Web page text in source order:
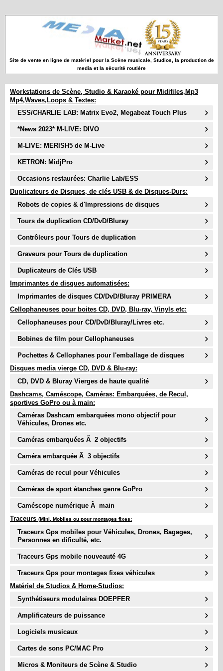
Site de vente en ligne de matériel pour la Scène musicale, Studios, la production de
media et la sécurité routière
Workstations de Scène, Studio & Karaoké pour Midifiles,Mp3
Mp4,Waves,Loops & Textes:
ESS/CHARLIE LAB: Matrix Evo2, Megabeat Touch Plus
*News 2023* M-LIVE: DIVO
M-LIVE: MERISH5 de M-Live
KETRON: MidjPro
Occasions restaurées: Charlie Lab/ESS
Duplicateurs de Disques, de clés USB & de Disques-Durs:
Robots de copies & d'Impressions de disques
Tours de duplication CD/DvD/Bluray
Contrôleurs pour Tours de duplication
Graveurs pour Tours de duplication
Duplicateurs de Clés USB
Imprimantes de disques automatisées:
Imprimantes de disques CD/DvD/Bluray PRIMERA
Cellophaneuses pour boites CD, DVD, Blu-ray, Vinyls etc:
Cellophaneuses pour CD/DvD/Bluray/Livres etc.
Bobines de film pour Cellophaneuses
Pochettes & Cellophanes pour l'emballage de disques
Disques media vierge CD, DVD & Blu-ray:
CD, DVD & Bluray Vierges de haute qualité
Dashcams, Caméscope, Caméras: Embarquées, de Recul,
sportives GoPro ou à main:
Caméras Dashcam embarquées mono objectif pour
Véhicules, Drones etc.
Caméras embarquées Ã 2 objectifs
Caméra embarquée Ã 3 objectifs
Caméras de recul pour Véhicules
Caméras de sport étanches genre GoPro
Caméscope numérique Ã main
Traceurs (Mini, Mobiles ou pour montages fixes:
Traceurs Gps mobiles pour Véhicules, Drones, Bagages,
Personnes en dificulté, etc.
Traceurs Gps mobile nouveauté 4G
Traceurs Gps pour montages fixes véhicules
Matériel de Studios & Home-Studios:
Synthétiseurs modulaires DOEPFER
Amplificateurs de puissance
Logiciels musicaux
Cartes de sons PC/MAC Pro
Micros & Moniteurs de Scène & Studio